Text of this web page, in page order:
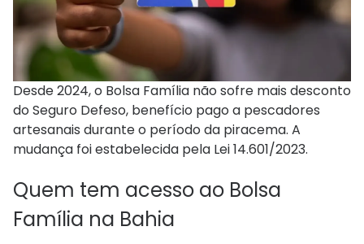
Desde 2024, o Bolsa Família não sofre mais desconto
do Seguro Defeso, benefício pago a pescadores
artesanais durante o período da piracema. A
mudança foi estabelecida pela Lei 14.601/2023.
Quem tem acesso ao Bolsa
Família na Bahia